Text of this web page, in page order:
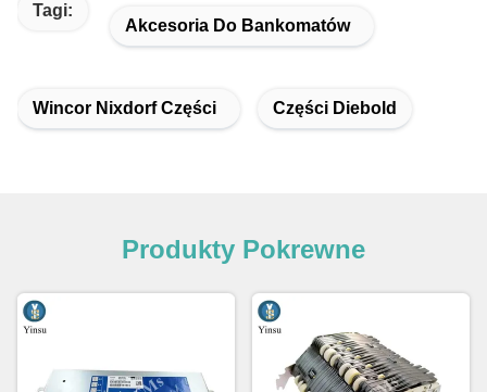
Tagi:
Akcesoria Do Bankomatów
Wincor Nixdorf Części Części Diebold
Produkty Pokrewne